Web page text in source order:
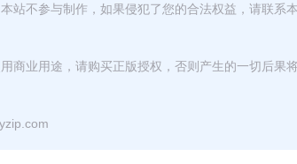
站不参与制作，如果侵犯了您的合法权益，请联系
商业用途，请购买正版授权，否则产生的一切后果